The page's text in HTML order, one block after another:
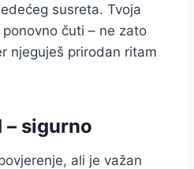
susreta. Tvoja
čuti – ne zato
njeguješ prirodan ritam
– sigurno
ali je važan